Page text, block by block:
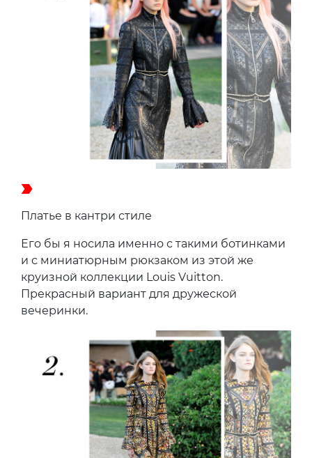
Платье в кантри стиле
Его бы я носила именно с такими ботинками
и с миниатюрным рюкзаком из этой же
круизной коллекции Louis Vuitton.
Прекрасный вариант для дружеской
вечеринки.